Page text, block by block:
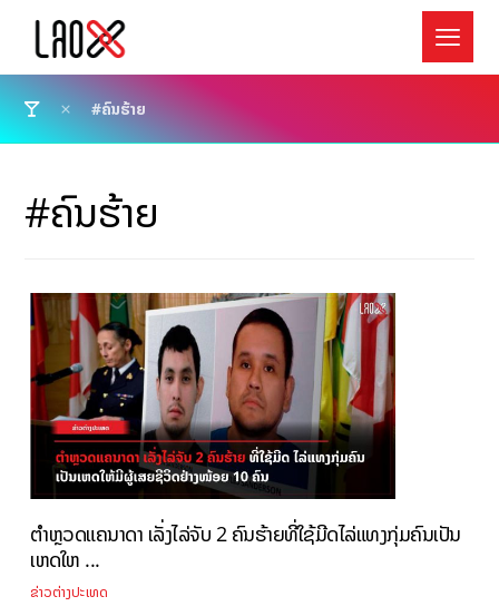
#ຄົນຮ້າຍ
#ຄົນຮ້າຍ
ຕໍາຫຼວດແຄນາດາ ເລັ່ງໄລ່ຈັບ 2 ຄົນຮ້າຍທີ່ໃຊ້ມີດໄລ່ແທງກຸ່ມຄົນເປັນ
ເຫດໃຫ ...
ຂ່າວຕ່າງປະເທດ